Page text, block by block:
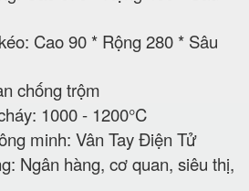
Cao 90 * Rộng 280 * Sâu
chống trộm
1000 - 1200°C
minh: Vân Tay Điện Tử
Ngân hàng, cơ quan, siêu thị,